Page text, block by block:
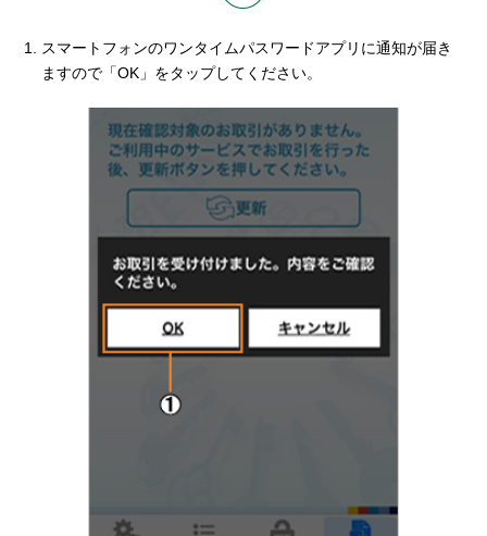
スマートフォンのワンタイムパスワードアプリに通知が届き
ますので「OK」をタップしてください。